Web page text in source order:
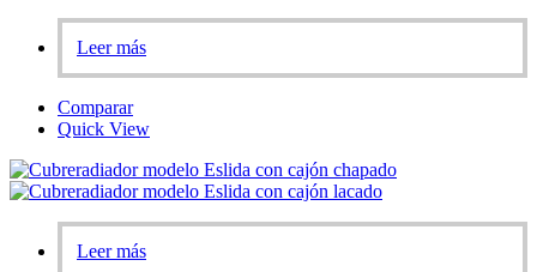
Leer más
Comparar
Quick View
Leer más